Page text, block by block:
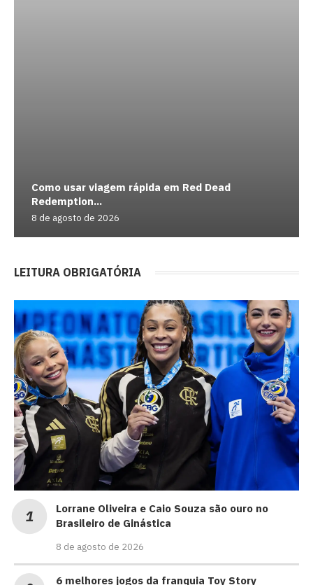
Como usar viagem rápida em Red Dead
Redemption...
8 de agosto de 2026
LEITURA OBRIGATÓRIA
Lorrane Oliveira e Caio Souza são ouro no
Brasileiro de Ginástica
8 de agosto de 2026
6 melhores jogos da franquia Toy Story